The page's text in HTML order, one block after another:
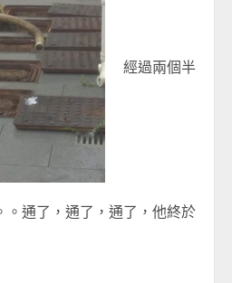
經過兩個半
。通了，通了，通了，他終於